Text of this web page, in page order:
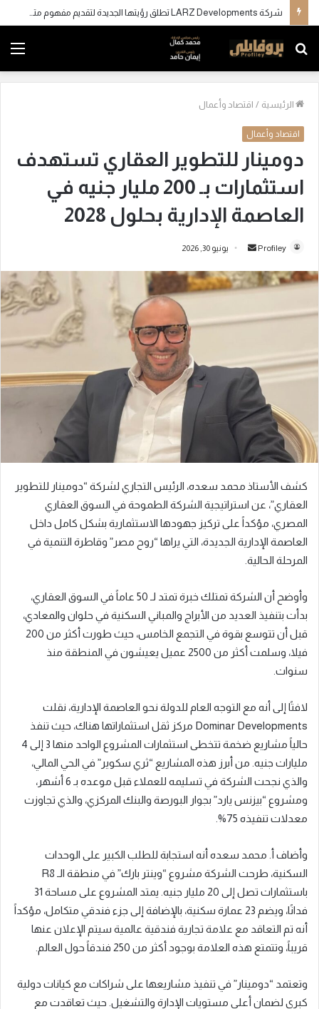
شركة LARZ Developments تطلق رؤيتها الجديدة لتقديم مفهوم متكامل للتطوير العقاري في مصر
بحث
عن
الرئيسية / اقتصاد وأعمال
اقتصاد وأعمال
دومينار للتطوير العقاري تستهدف
استثمارات بـ 200 مليار جنيه في
العاصمة الإدارية بحلول 2028
Profiley
س
ب
د
إ
ل
و
ن
ي
ا
يونيو 30, 2026
كشف الأستاذ محمد سعده، الرئيس التجاري لشركة “دومينار للتطوير
العقاري”، عن استراتيجية الشركة الطموحة في السوق العقاري
المصري، مؤكداً على تركيز جهودها الاستثمارية بشكل كامل داخل
العاصمة الإدارية الجديدة، التي يراها “روح مصر” وقاطرة التنمية في
المرحلة الحالية.
وأوضح أن الشركة تمتلك خبرة تمتد لـ 50 عاماً في السوق العقاري،
بدأت بتنفيذ العديد من الأبراج والمباني السكنية في حلوان والمعادي،
قبل أن تتوسع بقوة في التجمع الخامس، حيث طورت أكثر من 200
فيلا، وسلمت أكثر من 2500 عميل يعيشون في المنطقة منذ
سنوات.
لافتًا إلى أنه مع التوجه العام للدولة نحو العاصمة الإدارية، نقلت
Dominar Developments مركز ثقل استثماراتها هناك، حيث تنفذ
حالياً مشاريع ضخمة تتخطى استثمارات المشروع الواحد منها 3 إلى 4
مليارات جنيه. من أبرز هذه المشاريع “ثري سكوير” في الحي المالي،
والذي نجحت الشركة في تسليمه للعملاء قبل موعده بـ 6 أشهر،
ومشروع “بيزنس يارد” بجوار البورصة والبنك المركزي، والذي تجاوزت
معدلات تنفيذه 75%.
وأضاف أ. محمد سعده أنه استجابة للطلب الكبير على الوحدات
السكنية، طرحت الشركة مشروع “وينتر بارك” في منطقة الـ R8
باستثمارات تصل إلى 20 مليار جنيه. يمتد المشروع على مساحة 31
فدانًا، ويضم 23 عمارة سكنية، بالإضافة إلى جزء فندقي متكامل، مؤكداً
أنه تم التعاقد مع علامة تجارية فندقية عالمية سيتم الإعلان عنها
قريباً، وتتمتع هذه العلامة بوجود أكثر من 250 فندقاً حول العالم.
وتعتمد “دومينار” في تنفيذ مشاريعها على شراكات مع كيانات دولية
كبرى لضمان أعلى مستويات الإدارة والتشغيل. حيث تعاقدت مع